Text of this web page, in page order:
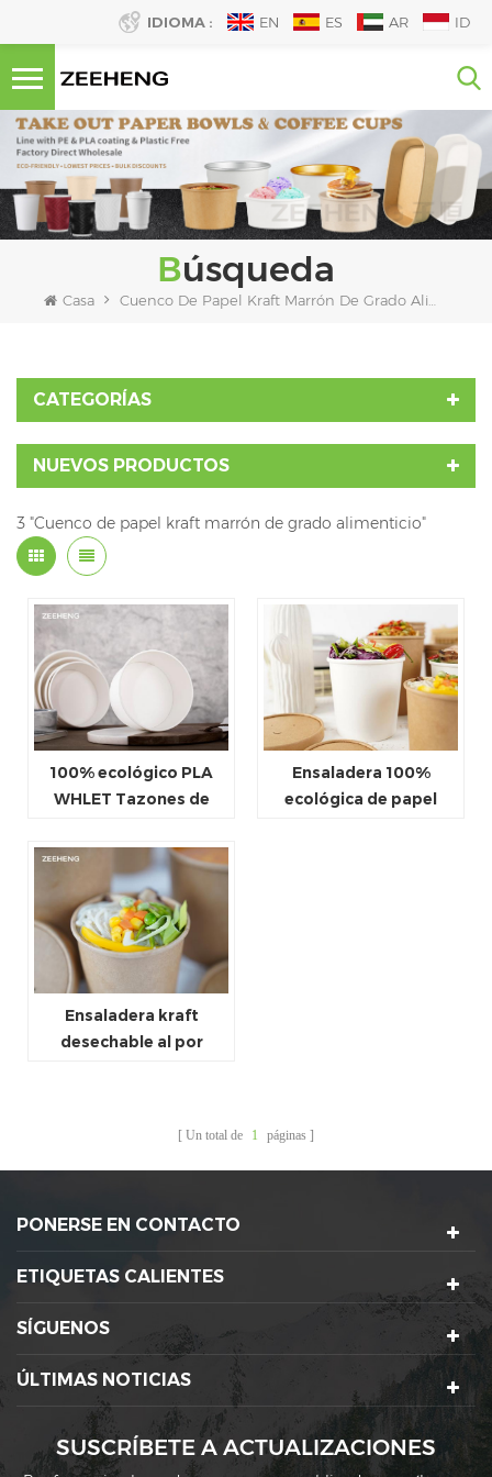
IDIOMA : EN ES AR ID
Búsqueda
Casa
CATEGORÍAS
NUEVOS PRODUCTOS
3 "Cuenco de papel kraft marrón de grado alimenticio"
100% ecológico PLA
WHLET Tazones de
Ensaladera 100%
ecológica de papel
Ensaladera kraft
desechable al por
Un total de 1 páginas
PONERSE EN CONTACTO
ETIQUETAS CALIENTES
SÍGUENOS
ÚLTIMAS NOTICIAS
SUSCRÍBETE A ACTUALIZACIONES